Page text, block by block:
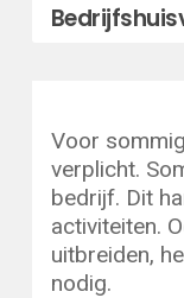
Voor
verplicht.
bedrijf. Dit
activiteiten.
uitbreiden,
nodig.